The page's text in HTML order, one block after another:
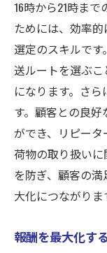
16時から21時ま
ためには、効率
選定のスキルで
送ルートを選ぶ
になります。さ
す。顧客との良
ができ、リピータ
荷物の取り扱い
を防ぎ、顧客の
大化につながりま
報酬を最大化す